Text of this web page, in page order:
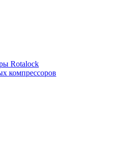
Rotalock
компрессоров